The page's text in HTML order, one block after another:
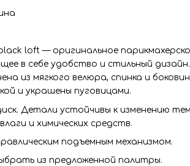
loft — оригинальное
в себе удобство и стильный дизайн.
из мягкого велюра, спинка и
и украшены пуговицами.
Детали устойчивы к изменению
и химических средств.
подъемным механизмом.
из предложенной палитры.